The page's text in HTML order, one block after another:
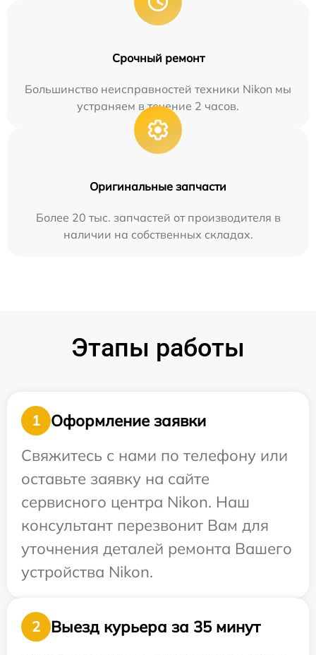
Срочный ремонт
Большинство неисправностей техники Nikon мы
устраняем в течение 2 часов.
Оригинальные запчасти
Более 20 тыс. запчастей от производителя в
наличии на собственных складах.
Этапы работы
1
Оформление заявки
Свяжитесь с нами по телефону или
оставьте заявку на сайте
сервисного центра Nikon. Наш
консультант перезвонит Вам для
уточнения деталей ремонта Вашего
устройства Nikon.
2
Выезд курьера за 35 минут